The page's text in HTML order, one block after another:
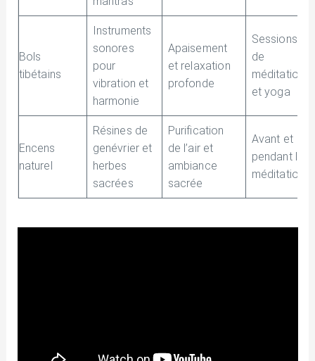
Bols
tibétains
Instruments
sonores
pour
vibration et
harmonie
Apaisement
et relaxation
profonde
Sessions
de
méditation
et yoga
Encens
naturel
Résines de
genévrier et
herbes
sacrées
Purification
de l’air et
ambiance
sacrée
Avant et
pendant la
méditation